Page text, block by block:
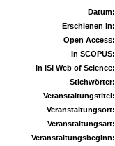
Datum:
Erschienen in:
Open Access:
In SCOPUS:
In ISI Web of Science:
Stichwörter:
Veranstaltungstitel:
Veranstaltungsort:
Veranstaltungsart:
Veranstaltungsbeginn: